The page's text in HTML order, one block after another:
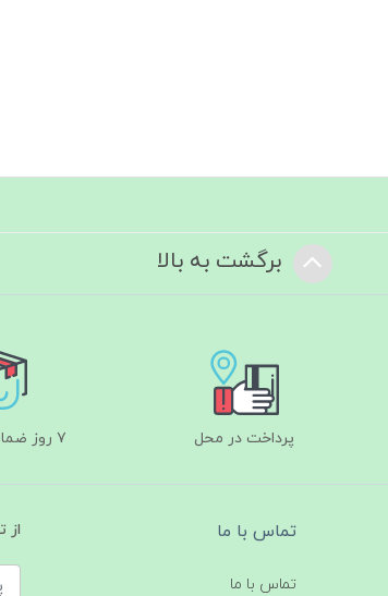
برگشت به بالا
پرداخت در محل ۷ روز ضمانت بازگشت
تماس با ما
تماس با ما
از